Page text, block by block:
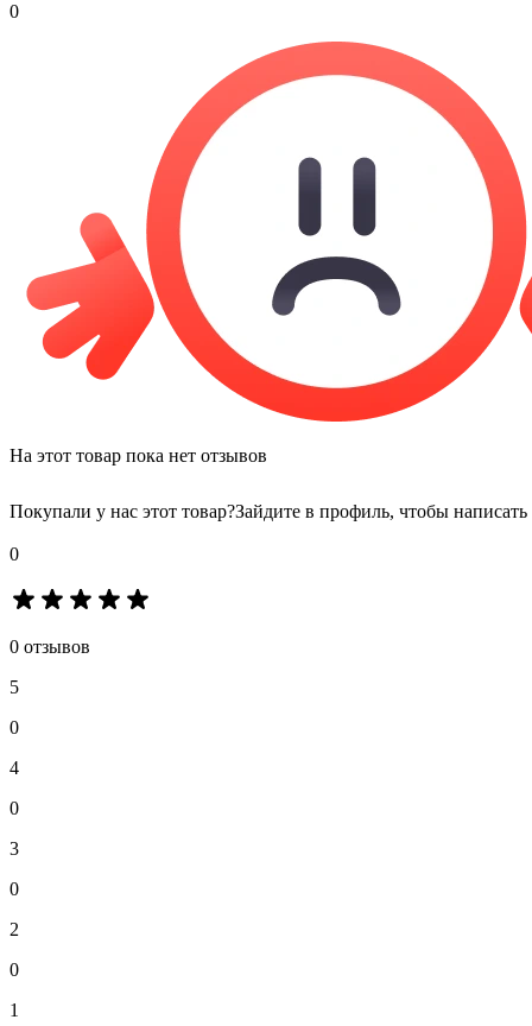
0
На этот товар пока нет отзывов
Покупали у нас этот товар?Зайдите в профиль, чтобы написать
0
0 отзывов
5
0
4
0
3
0
2
0
1